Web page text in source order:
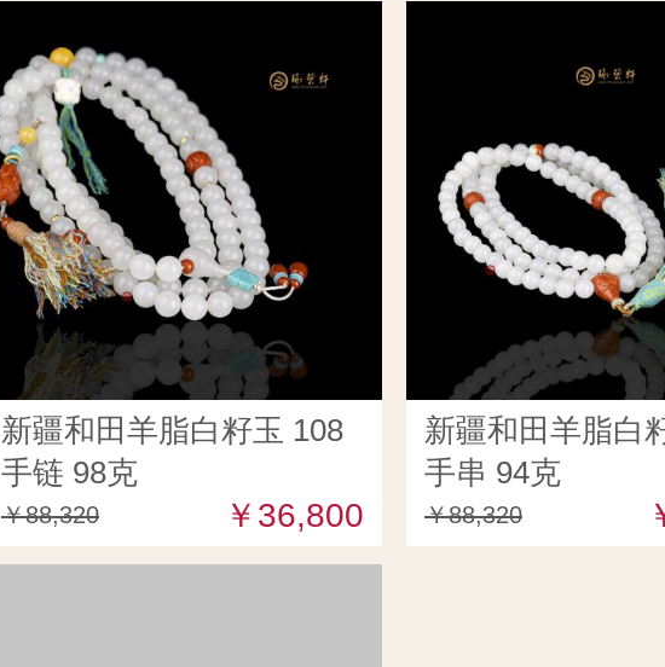
新疆和田羊脂白籽玉 108
手链 98克
￥88,320 ￥36,800
新疆和田羊脂白
手串 94克
￥88,320